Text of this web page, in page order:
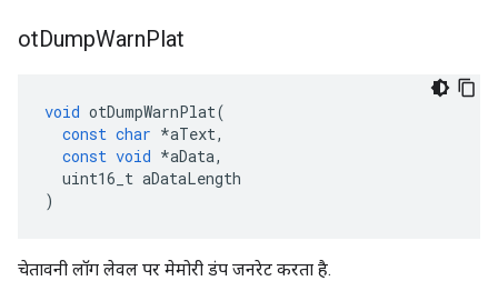
otDumpWarnPlat
void otDumpWarnPlat(
const char *aText,
const void *aData,
uint16_t aDataLength
)
चेतावनी लॉग लेवल पर मेमोरी डंप जनरेट करता है.